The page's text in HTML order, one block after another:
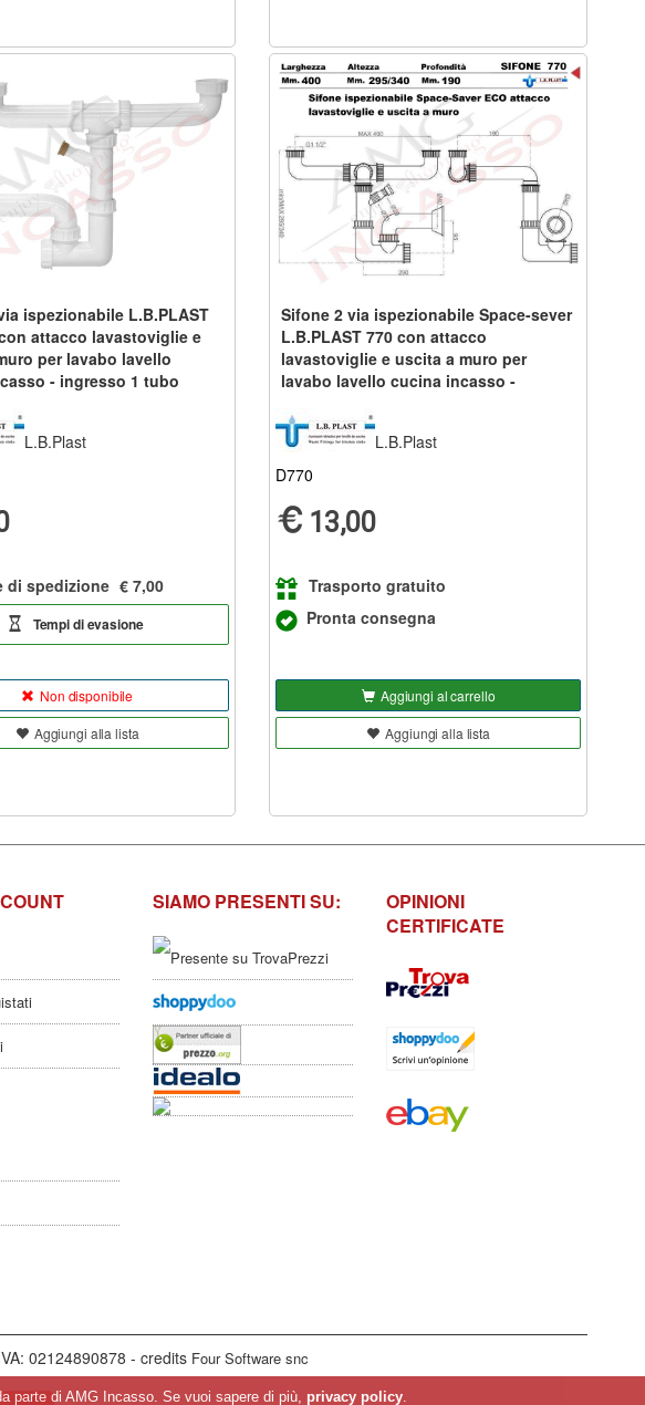
ispezionabile L.B.PLAST
attacco lavastoviglie e
per lavabo lavello
- ingresso 1 tubo
L.B.Plast
di spedizione € 7,00
Tempi di evasione
Non disponibile
Aggiungi alla lista
Sifone 2 via ispezionabile Space-sever
L.B.PLAST 770 con attacco
lavastoviglie e uscita a muro per
lavabo lavello cucina incasso -
L.B.Plast
D770
13,00
Trasporto gratuito
Pronta consegna
Aggiungi al carrello
Aggiungi alla lista
SIAMO PRESENTI SU:
OPINIONI
CERTIFICATE
02124890878 - credits Four Software snc
parte di AMG Incasso. Se vuoi sapere di più, privacy policy.